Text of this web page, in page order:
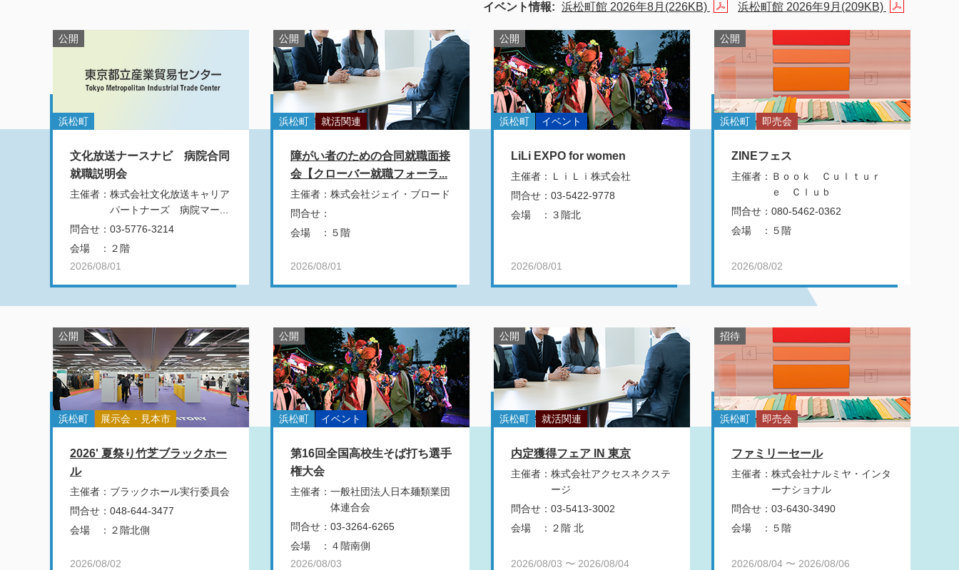
イベント情報: 浜松町館 2026年8月(226KB) 浜松町館 2026年9月(209KB)
公開
浜松町
文化放送ナースナビ 病院合同
就職説明会
主催者 ： 株式会社文化放送キャリア
パートナーズ 病院マー...
問合せ ： 03-5776-3214
会場
： ２階
2026/08/01
公開
浜松町 就活関連
障がい者のための合同就職面接
会【クローバー就職フォーラ...
主催者 ： 株式会社ジェイ・ブロード
問合せ ：
会場
： ５階
2026/08/01
公開
浜松町 イベント
LiLi EXPO for women
主催者 ：
ＬｉＬｉ株式会社
問合せ ： 03-5422-9778
会場
： ３階北
2026/08/01
公開
浜松町 即売会
ZINEフェス
主催者 ： Ｂｏｏｋ Ｃｕｌｔｕｒ
ｅ Ｃｌｕｂ
問合せ ： 080-5462-0362
会場
： ５階
2026/08/02
公開
浜松町 展示会・見本市
2026' 夏祭り竹芝ブラックホー
ル
主催者 ： ブラックホール実行委員会
問合せ ： 048-644-3477
会場
： ２階北側
2026/08/02
公開
浜松町 イベント
第16回全国高校生そば打ち選手
権大会
主催者 ： 一般社団法人日本麺類業団
体連合会
問合せ ： 03-3264-6265
会場
： ４階南側
2026/08/03
公開
浜松町 就活関連
内定獲得フェア IN 東京
主催者 ： 株式会社アクセスネクステ
ージ
問合せ ： 03-5413-3002
会場
： ２階 北
2026/08/03 〜 2026/08/04
招待
浜松町 即売会
ファミリーセール
主催者 ： 株式会社ナルミヤ・インタ
ーナショナル
問合せ ： 03-6430-3490
会場
： ５階
2026/08/04 〜 2026/08/06